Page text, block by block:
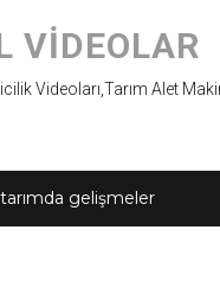
VIDEOLAR
Videoları,Tarım Alet
gelişmeler